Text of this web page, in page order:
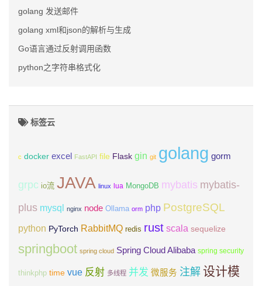
golang 发送邮件
golang xml和json的解析与生成
Go语言通过反射调用函数
python之字符串格式化
标签云
c docker excel FastAPI file Flask gin git golang gorm
grpc io流 JAVA linux lua MongoDB mybatis mybatis-
plus mysql nginx node Ollama orm php PostgreSQL
python PyTorch RabbitMQ redis rust scala sequelize
springboot spring cloud Spring Cloud Alibaba spring security
thinkphp time vue 反射 多线程 并发 微服务 注解 设计模